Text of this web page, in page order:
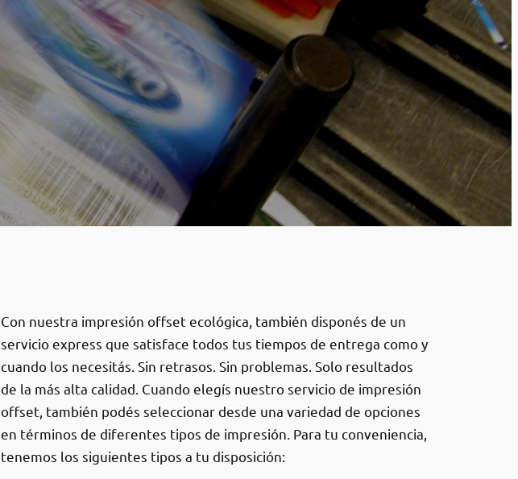
Con nuestra impresión offset ecológica, también disponés de un
servicio express que satisface todos tus tiempos de entrega como y
cuando los necesitás. Sin retrasos. Sin problemas. Solo resultados
de la más alta calidad. Cuando elegís nuestro servicio de impresión
offset, también podés seleccionar desde una variedad de opciones
en términos de diferentes tipos de impresión. Para tu conveniencia,
tenemos los siguientes tipos a tu disposición: